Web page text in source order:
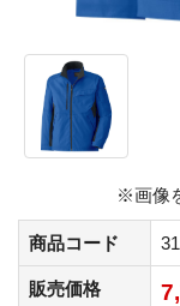
※画像
商品コード
販売価格